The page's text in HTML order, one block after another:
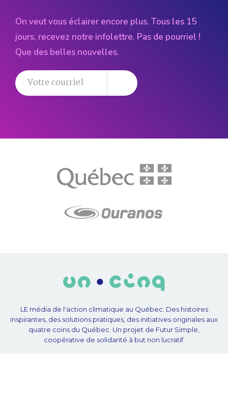
On veut vous éclairer encore plus. Tous les 15
jours, recevez notre infolettre. Pas de pourriel !
Que des belles nouvelles.
LE média de l'action climatique au Québec. Des histoires
inspirantes, des solutions pratiques, des initiatives originales aux
quatre coins du Québec. Un projet de Futur Simple,
coopérative de solidarité à but non lucratif.